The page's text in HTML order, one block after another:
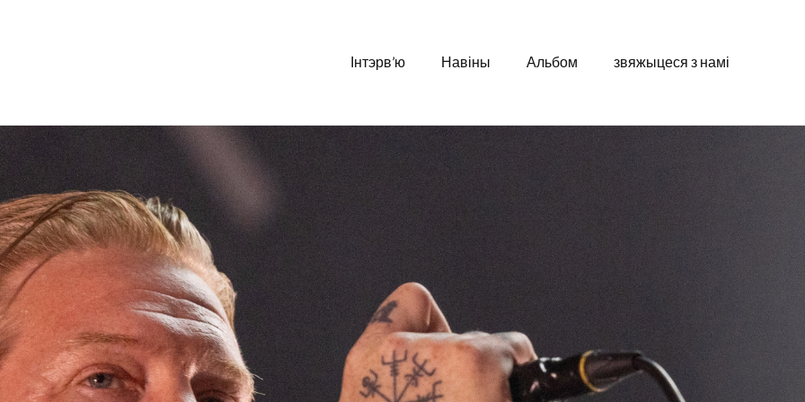
Інтэрв’ю Навіны Альбом звяжыцеся з намі